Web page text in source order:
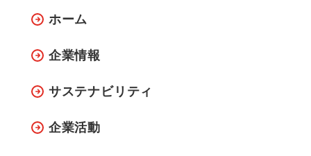
ホーム
企業情報
サステナビリティ
企業活動